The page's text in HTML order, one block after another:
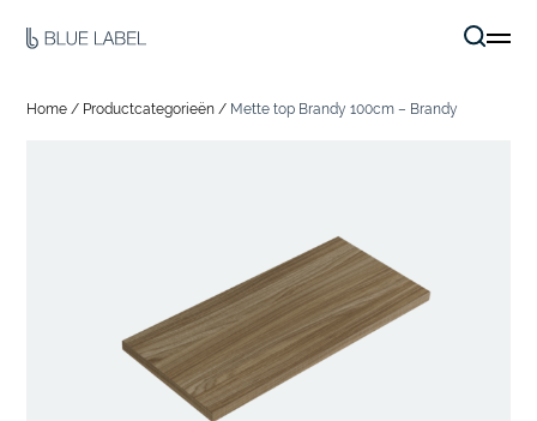
Home / Productcategorieën / Mette top Brandy 100cm – Brandy